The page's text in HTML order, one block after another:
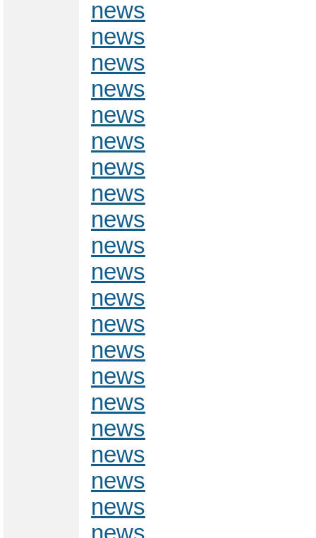
news
news
news
news
news
news
news
news
news
news
news
news
news
news
news
news
news
news
news
news
news